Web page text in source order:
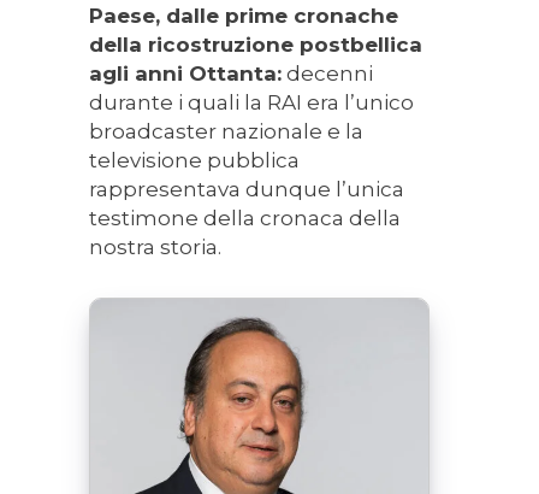
Paese, dalle prime cronache
della ricostruzione postbellica
agli anni Ottanta: decenni
durante i quali la RAI era l’unico
broadcaster nazionale e la
televisione pubblica
rappresentava dunque l’unica
testimone della cronaca della
nostra storia.